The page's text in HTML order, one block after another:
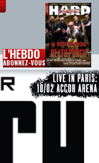
L'HEBDO
ABONNEZ-VOUS